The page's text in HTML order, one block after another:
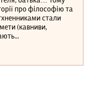
про філософію та
стали
(кавниви,